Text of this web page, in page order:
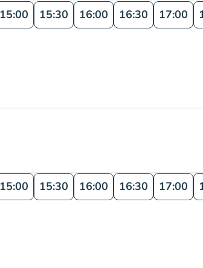
15:00 15:30 16:00 16:30 17:00
15:00 15:30 16:00 16:30 17:00